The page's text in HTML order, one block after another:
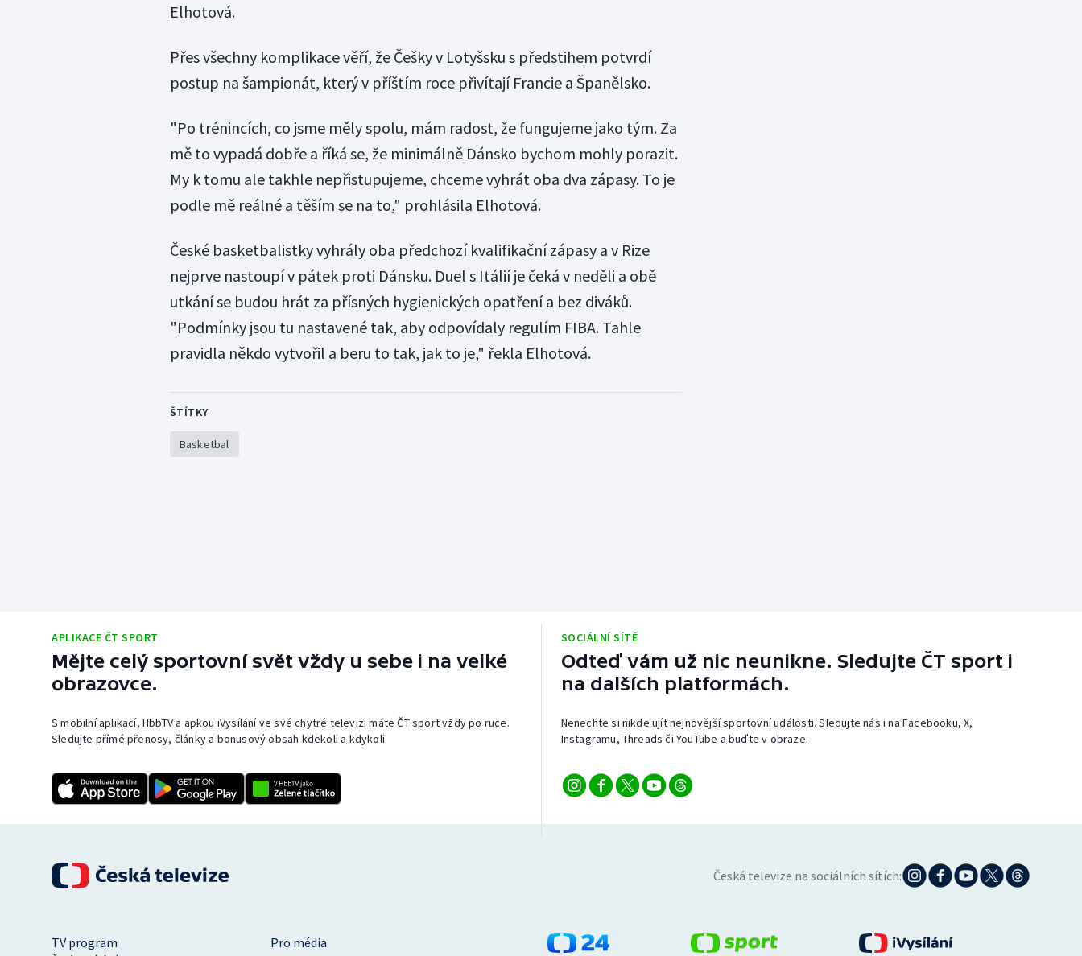
Elhotová.
Přes všechny komplikace věří, že Češky v Lotyšsku s předstihem potvrdí
postup na šampionát, který v příštím roce přivítají Francie a Španělsko.
"Po trénincích, co jsme měly spolu, mám radost, že fungujeme jako tým. Za
mě to vypadá dobře a říká se, že minimálně Dánsko bychom mohly porazit.
My k tomu ale takhle nepřistupujeme, chceme vyhrát oba dva zápasy. To je
podle mě reálné a těším se na to," prohlásila Elhotová.
České basketbalistky vyhrály oba předchozí kvalifikační zápasy a v Rize
nejprve nastoupí v pátek proti Dánsku. Duel s Itálií je čeká v neděli a obě
utkání se budou hrát za přísných hygienických opatření a bez diváků.
"Podmínky jsou tu nastavené tak, aby odpovídaly regulím FIBA. Tahle
pravidla někdo vytvořil a beru to tak, jak to je," řekla Elhotová.
ŠTÍTKY
Basketbal
APLIKACE ČT SPORT
Mějte celý sportovní svět vždy u sebe i na velké
obrazovce.
S mobilní aplikací, HbbTV a apkou iVysílání ve své chytré televizi máte ČT sport vždy po ruce.
Sledujte přímé přenosy, články a bonusový obsah kdekoli a kdykoli.
SOCIÁLNÍ SÍTĚ
Odteď vám už nic neunikne. Sledujte ČT sport i
na dalších platformách.
Nenechte si nikde ujít nejnovější sportovní události. Sledujte nás i na Facebooku, X,
Instagramu, Threads či YouTube a buďte v obraze.
Česká televize na sociálních sítích:
TV program
Pro média